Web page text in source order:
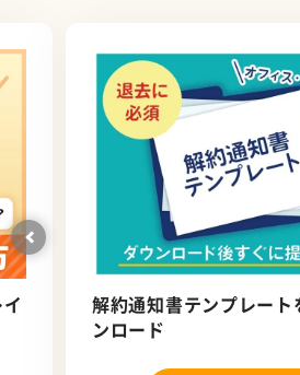
解約通知書テンプレート
ンロード